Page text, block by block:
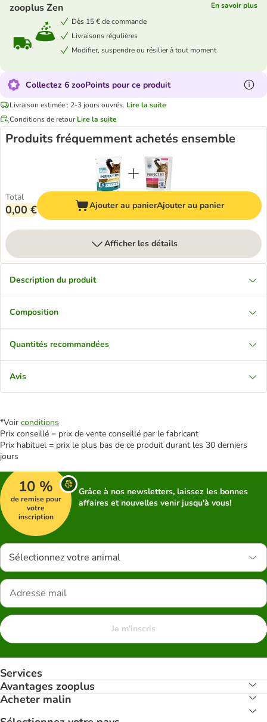
zooplus Zen
En savoir plus
Dès 15 € de commande
Livraisons régulières
Modifier, suspendre ou résilier à tout moment
Collectez 6 zooPoints pour ce produit
Livraison estimée : 2-3 jours ouvrés. Lire la suite
Conditions de retour Lire la suite
Produits fréquemment achetés ensemble
Total
0,00 € Ajouter au panierAjouter au panier
Afficher les détails
Description du produit
Composition
Quantités recommandées
Avis
*Voir conditions
Prix conseillé = prix de vente conseillé par le fabricant
Prix habituel = prix le plus bas de ce produit durant les 30 derniers
jours
10 %
de remise pour
votre
inscription
Grâce à nos newsletters, laissez les bonnes
affaires et nouvelles venir jusqu'à vous!
Sélectionnez votre animal
Je m'inscris
Services
Avantages zooplus
Acheter malin